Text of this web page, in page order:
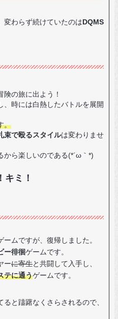
変わらず続けていたのは DQMS
険の旅に出よう！
、時には白熱したバトルを展開
。
束で殴るスタイルは変わりませ
から楽しいのである(*´ω｀*)
キミ！
ムですが、復帰しました。
ー徘徊ゲームです。
ーに寄生と共闘して入手し、
テに通うゲームです。
と躊躇なくさらされるので、